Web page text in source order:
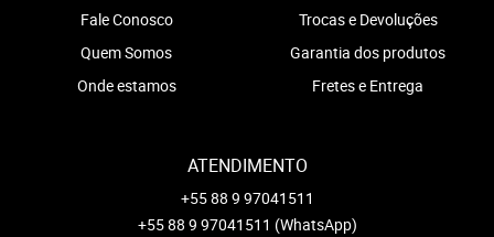
Fale Conosco
Quem Somos
Onde estamos
Trocas e Devoluções
Garantia dos produtos
Fretes e Entrega
ATENDIMENTO
+55 88 9 97041511
+55 88 9 97041511 (WhatsApp)